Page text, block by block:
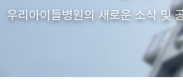
우리아이들병원의 새로운 소식 및